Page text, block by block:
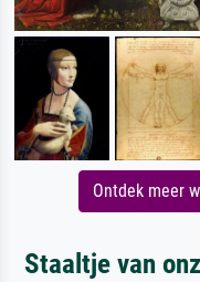
Ontdek meer
Staaltje van